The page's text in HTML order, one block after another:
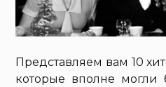
Представляем вам 10
которые вполне могли